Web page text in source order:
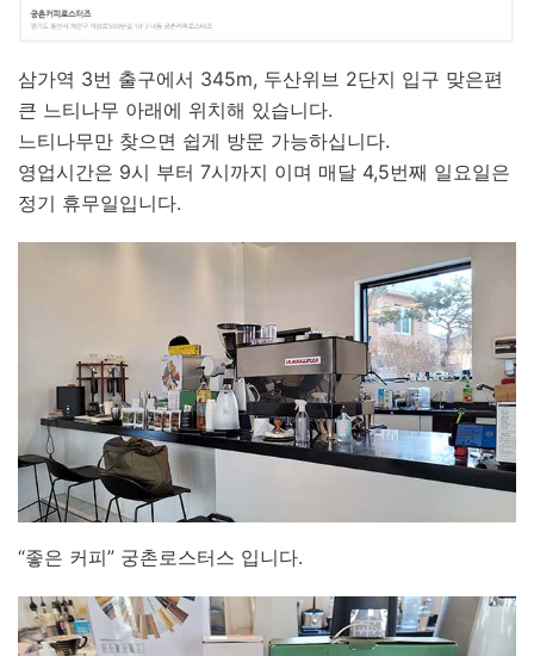
삼가역 3번 출구에서 345m, 두산위브 2단지 입구 맞은편
큰 느티나무 아래에 위치해 있습니다.
느티나무만 찾으면 쉽게 방문 가능하십니다.
영업시간은 9시 부터 7시까지 이며 매달 4,5번째 일요일은
정기 휴무일입니다.
“좋은 커피” 궁촌로스터스 입니다.